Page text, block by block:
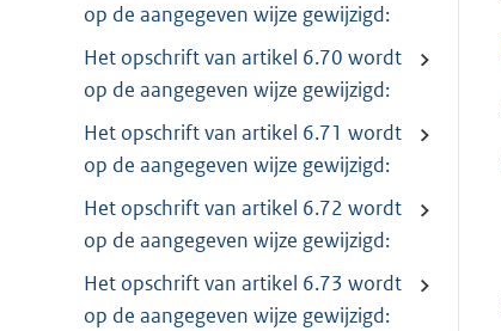
op de aangegeven wijze gewijzigd:
Het opschrift van artikel 6.70 wordt
op de aangegeven wijze gewijzigd:
Het opschrift van artikel 6.71 wordt
op de aangegeven wijze gewijzigd:
Het opschrift van artikel 6.72 wordt
op de aangegeven wijze gewijzigd:
Het opschrift van artikel 6.73 wordt
op de aangegeven wijze gewijzigd: